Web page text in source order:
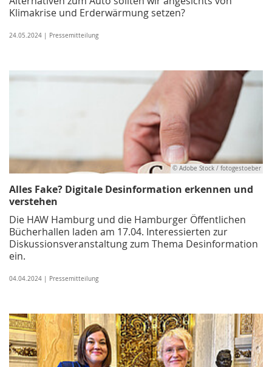
Klimakrise und Erderwärmung setzen?
24.05.2024 | Pressemitteilung
© Adobe Stock / fotogestoeber
Alles Fake? Digitale Desinformation erkennen und
verstehen
Die HAW Hamburg und die Hamburger Öffentlichen
Bücherhallen laden am 17.04. Interessierten zur
Diskussionsveranstaltung zum Thema Desinformation
ein.
04.04.2024 | Pressemitteilung